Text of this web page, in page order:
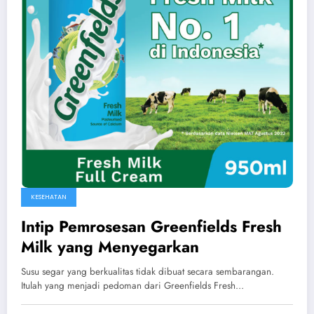
KESEHATAN
Intip Pemrosesan Greenfields Fresh
Milk yang Menyegarkan
Susu segar yang berkualitas tidak dibuat secara sembarangan.
Itulah yang menjadi pedoman dari Greenfields Fresh…